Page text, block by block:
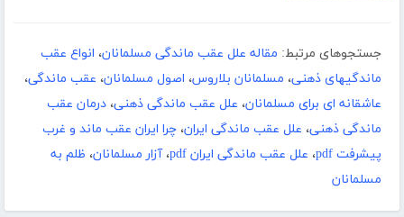
جستجوهای مرتبط: مقاله علل عقب ماندگی مسلمانان، انواع عقب
ماندگیهای ذهنی، مسلمانان بلاروس، اصول مسلمانان، عقب ماندگی،
عاشقانه ای برای مسلمانان، علل عقب ماندگی ذهنی، درمان عقب
ماندگی ذهنی، علل عقب ماندگی ایران، چرا ایران عقب ماند و غرب
پیشرفت pdf
، علل عقب ماندگی ایران pdf ،آزار مسلمانان، ظلم به
مسلمانان